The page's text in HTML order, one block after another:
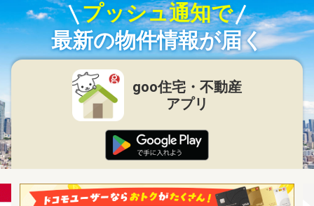
プッシュ通知で
最新の物件情報が届く
goo住宅・不動産
アプリ